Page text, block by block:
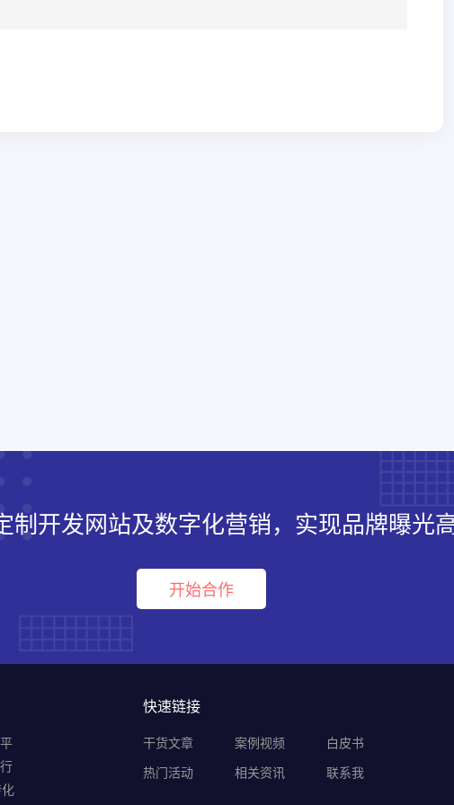
制开发网站及数字化营销，实现品牌曝光高
开始合作
快速链接
干货文章 案例视频
白皮书
热门活动
相关资讯 联系我